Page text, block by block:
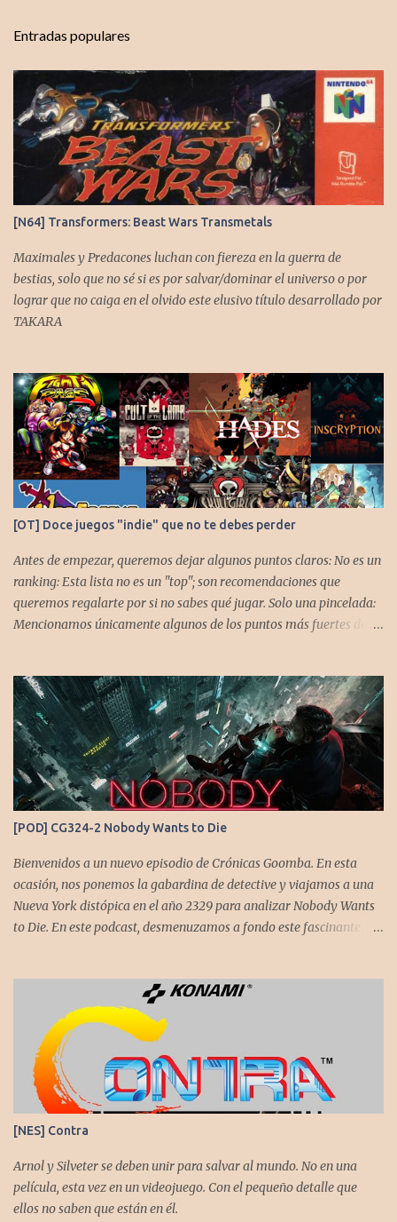
r
i
o
s
Entradas populares
[N64] Transformers: Beast Wars Transmetals
Maximales y Predacones luchan con fiereza en la guerra de
bestias, solo que no sé si es por salvar/dominar el universo o por
lograr que no caiga en el olvido este elusivo título desarrollado por
TAKARA
[OT] Doce juegos "indie" que no te debes perder
Antes de empezar, queremos dejar algunos puntos claros: No es un
ranking: Esta lista no es un "top"; son recomendaciones que
queremos regalarte por si no sabes qué jugar. Solo una pincelada:
Mencionamos únicamente algunos de los puntos más fuertes de
asegurar que, al menos uno, se adapte a tus gustos. Si te gusta este
tipo de contenido, háznoslo saber para crear nuevas entradas con
otros doce juegos imprescindibles. Cuphead En la mente de los dos
hermanos desarrolladores, la idea de fusionar el arte de las
películas de animación clásica con un juego de disparos (al estilo
Contra o Metal Slug) era una apuesta ganadora. En la ejecución, la
calidad es insuperable. Posee un excelente diseño de niveles,
variedad de jefes, plataformas desafiantes y una música
estupenda. Es un título que te mantiene enganchado a pesar de su
alta dificultad...
[POD] CG324-2 Nobody Wants to Die
Bienvenidos a un nuevo episodio de Crónicas Goomba. En esta
ocasión, nos ponemos la gabardina de detective y viajamos a una
Nueva York distópica en el año 2329 para analizar Nobody Wants
to Die. En este podcast, desmenuzamos a fondo este fascinante
@flagstaad quien pasó el título en PS5 y junto a @GoombaVictor
nos cuenta sus impresiones y vivencias. El juego está disponible
para XBS, PS5 y PC. No sobra comentarles que necesitamos su
apoyo al seguirnos en: Spotify YouTube. Muchas gracias a todos
los que nos agregan a sus plataformas de podcast y nos dejan
comentarios en nuestras diferentes redes. Twitter -
https://twitter.com/CronicasGoomba Instagram -
https://www.instagram.com/cronicasgoomba/ Facebook -
https://www.facebook.com/CronicasGoomba
[NES] Contra
Arnol y Silveter se deben unir para salvar al mundo. No en una
película, esta vez en un videojuego. Con el pequeño detalle que
ellos no saben que están en él.